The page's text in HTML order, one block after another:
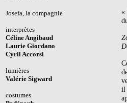
Josefa, la compagnie
interprètes
Céline Angibaud
Laurie Giordano
Cyril Accorsi
lumières
Valérie Sigward
costumes
«
il